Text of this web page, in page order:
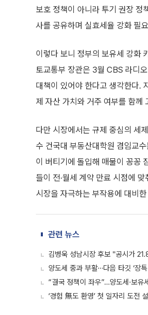
보호 정책이 아니라 투기 권장 정
사를 공유하며 실효세율 강화 필
이렇다 보니 정부의 보유세 강화
토교통부 장관은 3월 CBS 라디
대책이 있어야 한다고 생각한다.
제 자산 가치와 거주 여부를 함께
다만 시장에서는 규제 중심의 세
수 건국대 부동산대학원 겸임교
이 버티기에 돌입해 매물이 꽁꽁
들이 전·월세 계약 만료 시점에
시장을 자극하는 부작용에 대비
관련 뉴스
김병욱 성남시장 후보 "공시가
양도세 중과 부활⋯다음 타깃 ‘장특
“결국 정책이 좌우”…양도세·보
‘경험 無도 환영’ 첫 일자리 도전